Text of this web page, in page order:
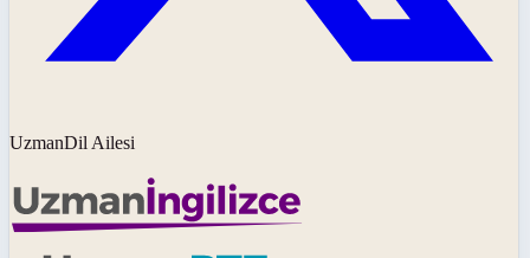
UzmanDil Ailesi